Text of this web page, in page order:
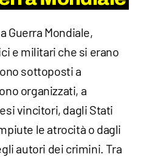
Guerra Mondiale,
e militari che si erano
sottoposti a
organizzati, a
vincitori, dagli Stati
le atrocità o dagli
autori dei crimini. Tra